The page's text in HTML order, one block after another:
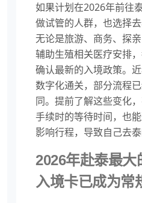
如果计划在2026年前往
做试管的人群，也选择
无论是旅游、商务、探
辅助生殖相关医疗安排
确认最新的入境政策。
数字化通关，部分流程
同。提前了解这些变化
手续时的等待时间，也
影响行程，导致自己去
2026年赴泰最大
入境卡已成为常